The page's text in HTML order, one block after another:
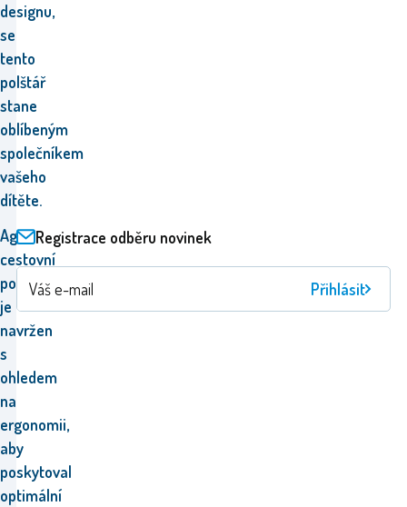
designu,
se
tento
polštář
stane
oblíbeným
společníkem
vašeho
dítěte.
Aga
cestovní
polštář
je
navržen
s
ohledem
na
ergonomii,
aby
poskytoval
optimální
Registrace odběru novinek
Přihlásit